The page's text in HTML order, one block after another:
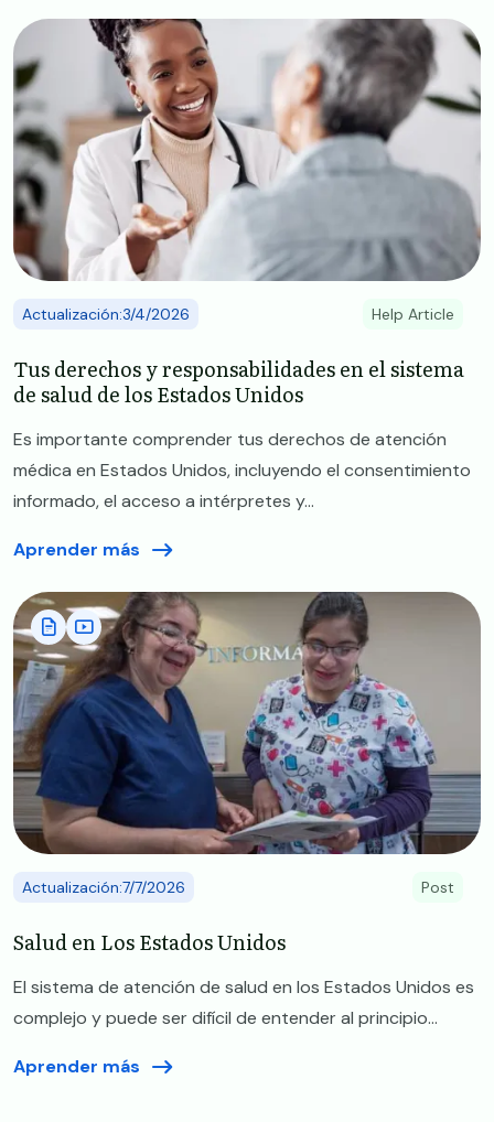
Image
Actualización:3/4/2026 Help Article
Tus derechos y responsabilidades en el sistema
de salud de los Estados Unidos
​​Es importante comprender tus derechos de atención
médica en Estados Unidos, incluyendo el consentimiento
informado, el acceso a intérpretes y...
Aprender más
Image
Actualización:7/7/2026 Post
Salud en Los Estados Unidos
El sistema de atención de salud en los Estados Unidos es
complejo y puede ser difícil de entender al principio...
Aprender más